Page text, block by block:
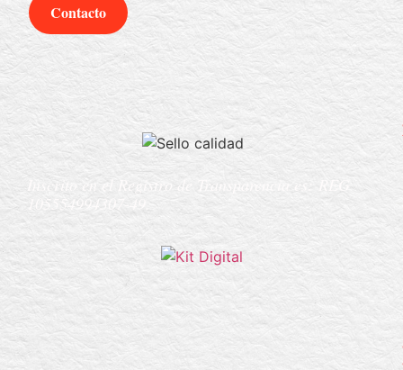
Contacto
Inscrito en el Registro de Transparencia es:
REG
105554994307-49.